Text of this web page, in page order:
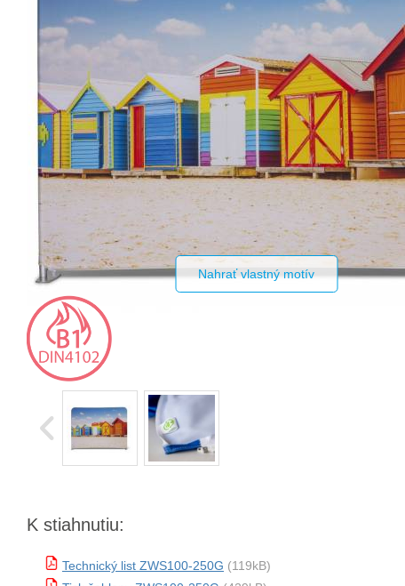
Nahrať vlastný motív
K stiahnutiu:
Technický list ZWS100-250G (119kB)